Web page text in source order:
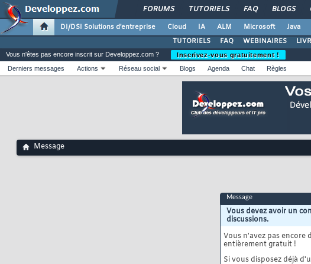
FORUMS TUTORIELS FAQ BLOGS
DI/DSI Solutions d'entreprise Cloud IA ALM Microsoft Java
TUTORIELS
FAQ WEBINAIRES
Vous n'êtes pas encore inscrit sur Developpez.com ?
Inscrivez-vous gratuitement !
Derniers messages
Actions Réseau social Blogs Agenda Chat Règles
Message
Message
Vous devez avoir un
discussions.
Vous n'avez pas encore
entièrement gratuit !
Si vous disposez déjà